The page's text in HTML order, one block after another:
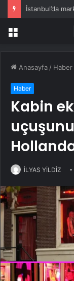
Menü
Anasayfa / Haber
Haber
Kabin
İLYAS YİLDİZ